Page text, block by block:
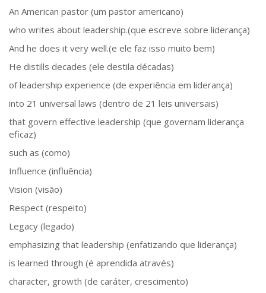
An American pastor (um pastor americano)
who writes about leadership.(que escreve sobre liderança)
And he does it very well.(e ele faz isso muito bem)
He distills decades (ele destila décadas)
of leadership experience (de experiência em liderança)
into 21 universal laws (dentro de 21 leis universais)
that govern effective leadership (que governam liderança
eficaz)
such as (como)
Influence (influência)
Vision (visão)
Respect (respeito)
Legacy (legado)
emphasizing that leadership (enfatizando que liderança)
is learned through (é aprendida através)
character, growth (de caráter, crescimento)